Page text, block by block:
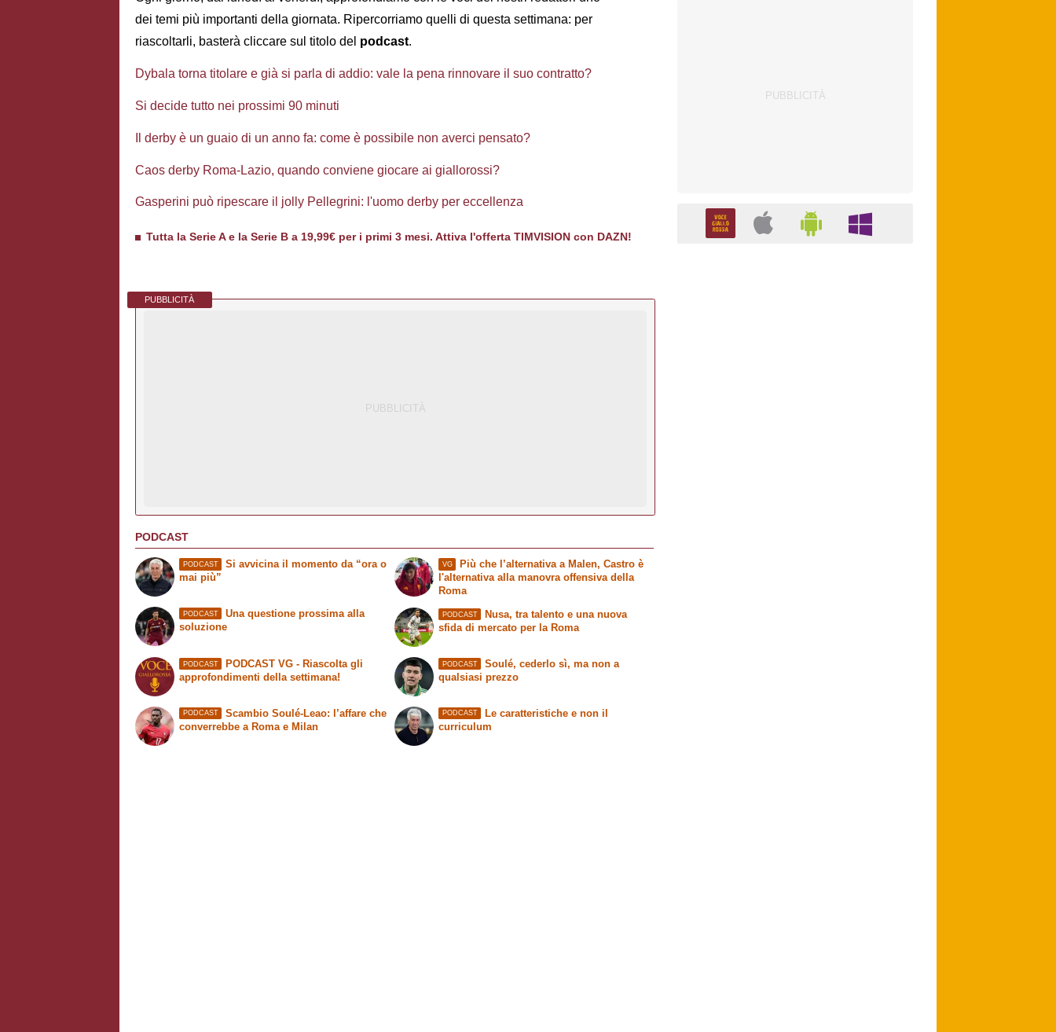
dei temi più importanti della giornata. Ripercorriamo quelli di questa settimana: per
riascoltarli, basterà cliccare sul titolo del podcast.
Dybala torna titolare e già si parla di addio: vale la pena rinnovare il suo contratto?
Si decide tutto nei prossimi 90 minuti
Il derby è un guaio di un anno fa: come è possibile non averci pensato?
Caos derby Roma-Lazio, quando conviene giocare ai giallorossi?
Gasperini può ripescare il jolly Pellegrini: l'uomo derby per eccellenza
Tutta la Serie A e la Serie B a 19,99€ per i primi 3 mesi. Attiva l'offerta TIMVISION con DAZN!
PUBBLICITÀ
PODCAST
PODCAST
Si avvicina il momento da “ora o
mai più”
PODCAST
Una questione prossima alla
soluzione
VG
Più che l’alternativa a Malen, Castro è
l'alternativa alla manovra offensiva della
Roma
PODCAST
Nusa, tra talento e una nuova
sfida di mercato per la Roma
PODCAST
PODCAST VG - Riascolta gli
approfondimenti della settimana!
PODCAST
Scambio Soulé-Leao: l’affare che
converrebbe a Roma e Milan
PODCAST
Soulé, cederlo sì, ma non a
qualsiasi prezzo
PODCAST
Le caratteristiche e non il
curriculum